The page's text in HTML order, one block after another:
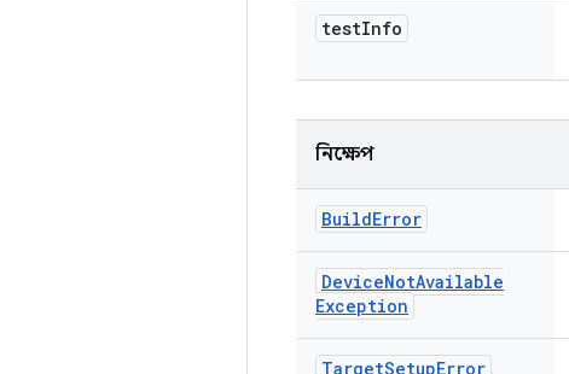
testInfo
নিক্ষেপ
BuildError
DeviceNotAvailable
Exception
TargetSetupError